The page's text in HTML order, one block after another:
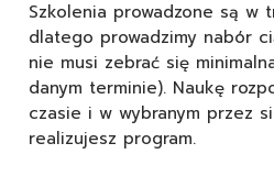
Szkolenia prowadzone są w
dlatego prowadzimy nabór
nie musi zebrać się
danym terminie). Naukę
czasie i w wybranym przez
realizujesz program.